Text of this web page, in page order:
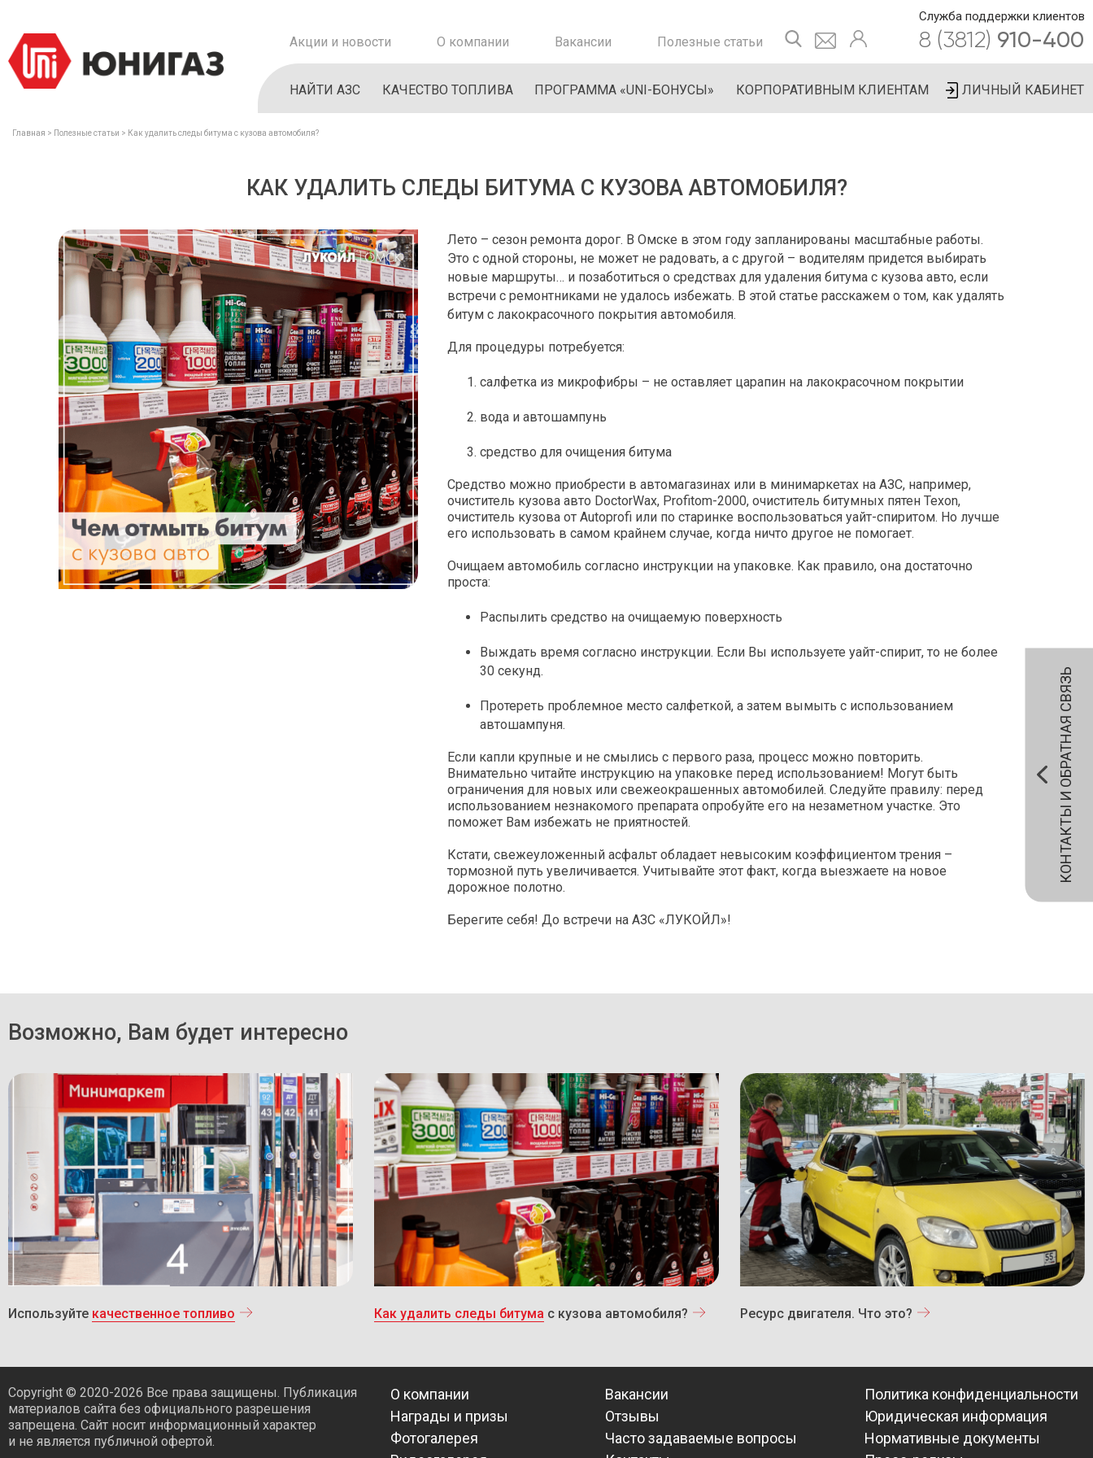
Акции и новости О компании Вакансии Полезные статьи
Служба поддержки клиентов
8 (3812) 910-400
НАЙТИ АЗС КАЧЕСТВО ТОПЛИВА ПРОГРАММА «UNI-БОНУСЫ» КОРПОРАТИВНЫМ КЛИЕНТАМ ЛИЧНЫЙ КАБИНЕТ
Главная Полезные статьи Как удалить следы битума с кузова автомобиля?
КАК УДАЛИТЬ СЛЕДЫ БИТУМА С КУЗОВА АВТОМОБИЛЯ?
Лето – сезон ремонта дорог. В Омске в этом году запланированы масштабные работы.
Это с одной стороны, не может не радовать, а с другой – водителям придется выбирать
новые маршруты… и позаботиться о средствах для удаления битума с кузова авто, если
встречи с ремонтниками не удалось избежать. В этой статье расскажем о том, как удалять
битум с лакокрасочного покрытия автомобиля.
Для процедуры потребуется:
салфетка из микрофибры – не оставляет царапин на лакокрасочном покрытии
вода и автошампунь
средство для очищения битума
Средство можно приобрести в автомагазинах или в минимаркетах на АЗС, например,
очиститель кузова авто DoctorWax, Profitom-2000, очиститель битумных пятен Texon,
очиститель кузова от Autoprofi или по старинке воспользоваться уайт-спиритом. Но лучше
его использовать в самом крайнем случае, когда ничто другое не помогает.
Очищаем автомобиль согласно инструкции на упаковке. Как правило, она достаточно
проста:
Распылить средство на очищаемую поверхность
Выждать время согласно инструкции. Если Вы используете уайт-спирит, то не более
30 секунд.
Протереть проблемное место салфеткой, а затем вымыть с использованием
автошампуня.
Если капли крупные и не смылись с первого раза, процесс можно повторить.
Внимательно читайте инструкцию на упаковке перед использованием! Могут быть
ограничения для новых или свежеокрашенных автомобилей. Следуйте правилу: перед
использованием незнакомого препарата опробуйте его на незаметном участке. Это
поможет Вам избежать не приятностей.
Кстати, свежеуложенный асфальт обладает невысоким коэффициентом трения –
тормозной путь увеличивается. Учитывайте этот факт, когда выезжаете на новое
дорожное полотно.
Берегите себя! До встречи на АЗС «ЛУКОЙЛ»!
Возможно, Вам будет интересно
Используйте качественное топливо Как удалить следы битума с кузова автомобиля? Ресурс двигателя. Что это?
Copyright © 2020-2026 Все права защищены. Публикация
материалов сайта без официального разрешения
запрещена. Сайт носит информационный характер
и не является публичной офертой.
О компании Вакансии
Политика конфиденциальности
Награды и призы
Отзывы
Юридическая информация
Фотогалерея
Часто задаваемые вопросы
Нормативные документы
КОНТАКТЫ И ОБРАТНАЯ СВЯЗЬ